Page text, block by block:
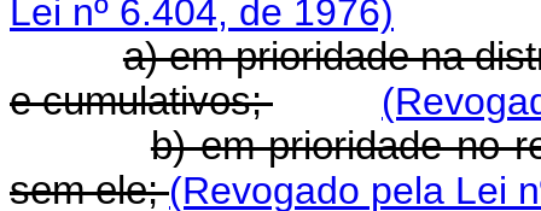
Lei nº 6.404, de 1976)
a) em prioridade na
e cumulativos;
b) em prioridade no
sem ele;(Revogado pela Lei